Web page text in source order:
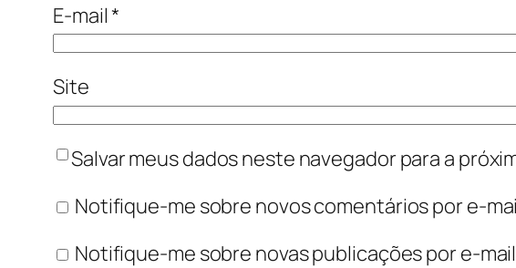
E-mail*
Site
Salvar meus dados neste navegador para a
Notifique-me sobre novos comentários por e-
Notifique-me sobre novas publicações por e-